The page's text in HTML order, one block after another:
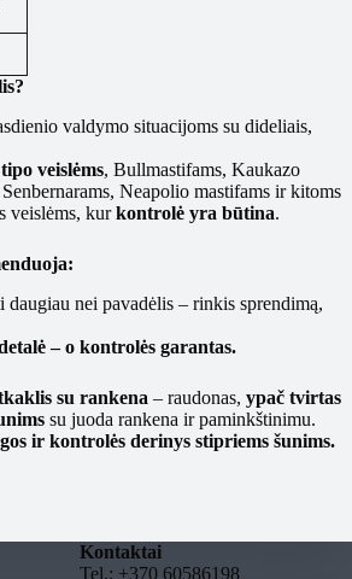
valdymo situacijoms su dideliais,
veislėms, Bullmastifams, Kaukazo
Neapolio mastifams ir kitoms
veislėms, kurkontrolė yra būtina.
nei pavadėlis – rinkis sprendimą,
– o kontrolės garantas.
su rankena – raudonas, ypač tvirtas
su juoda rankena ir paminkštinimu.
ir kontrolės derinys stipriems šunims.
Kontaktai
Tel.: +370 60586198